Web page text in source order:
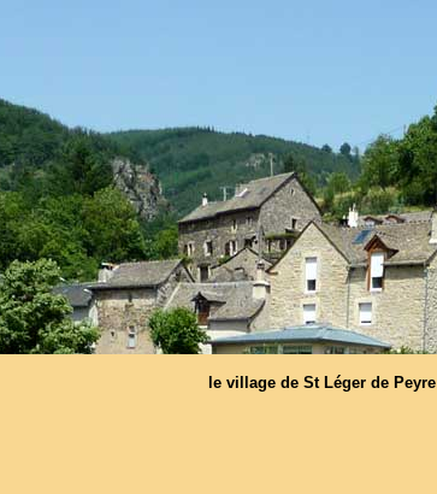
le village de St Léger de Peyre